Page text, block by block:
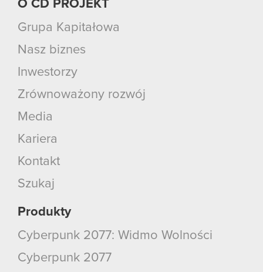
O CD PROJEKT
Grupa Kapitałowa
Nasz biznes
Inwestorzy
Zrównoważony rozwój
Media
Kariera
Kontakt
Szukaj
Produkty
Cyberpunk 2077: Widmo Wolności
Cyberpunk 2077